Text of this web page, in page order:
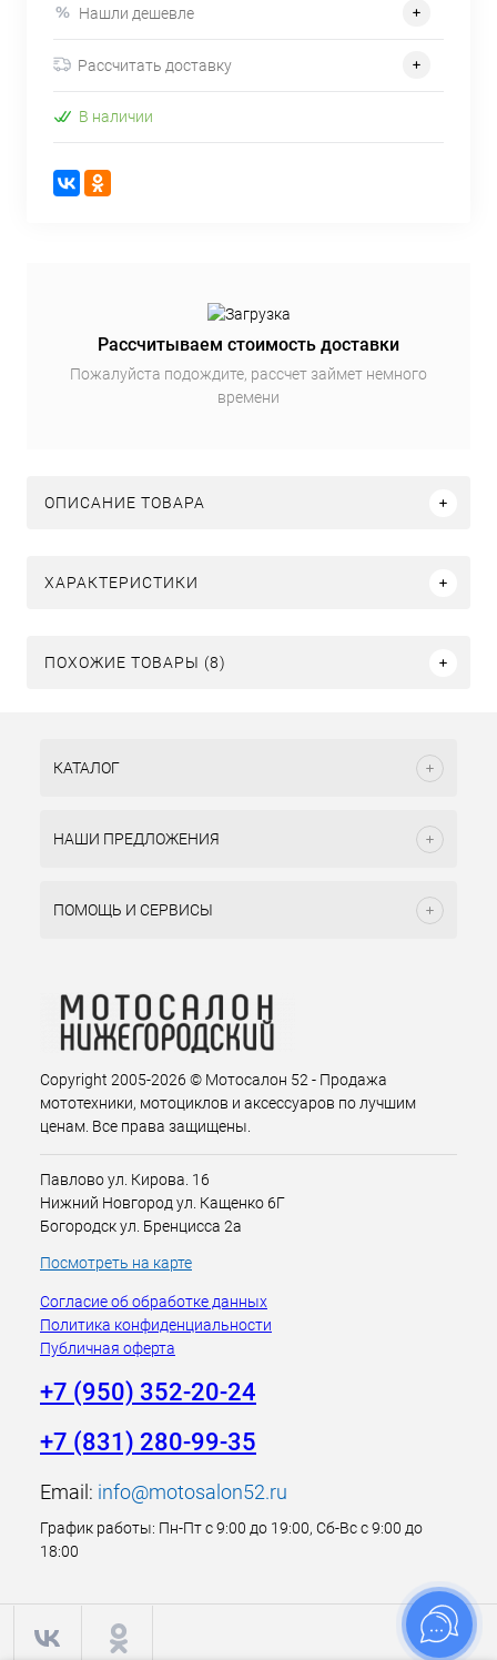
Нашли дешевле
Рассчитать доставку
В наличии
Рассчитываем стоимость доставки
Пожалуйста подождите, рассчет займет немного
времени
ОПИСАНИЕ ТОВАРА
ХАРАКТЕРИСТИКИ
ПОХОЖИЕ ТОВАРЫ (8)
КАТАЛОГ
НАШИ ПРЕДЛОЖЕНИЯ
ПОМОЩЬ И СЕРВИСЫ
Copyright 2005-2026 © Мотосалон 52 - Продажа
мототехники, мотоциклов и аксессуаров по лучшим
ценам. Все права защищены.
Павлово ул. Кирова. 16
Нижний Новгород ул. Кащенко 6Г
Богородск ул. Бренцисса 2а
Посмотреть на карте
Согласие об обработке данных
Политика конфиденциальности
Публичная оферта
+7 (950) 352-20-24
+7 (831) 280-99-35
Email: info@motosalon52.ru
График работы: Пн-Пт с 9:00 до 19:00, Сб-Вс с 9:00 до
18:00